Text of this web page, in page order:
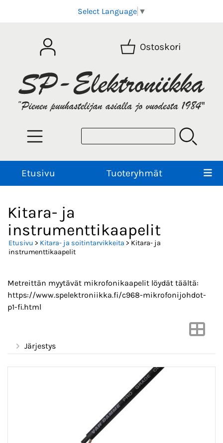
Select Language ▼
Ostoskori
Etusivu Tuoteryhmät
Kitara- ja
instrumenttikaapelit
Etusivu > Kitara- ja soitintarvikkeita > Kitara- ja
instrumenttikaapelit
Metreittän myytävät mikrofonikaapelit löydät täältä:
https://www.spelektroniikka.fi/c968-mikrofonijohdot-
p1-fi.html
Järjestys